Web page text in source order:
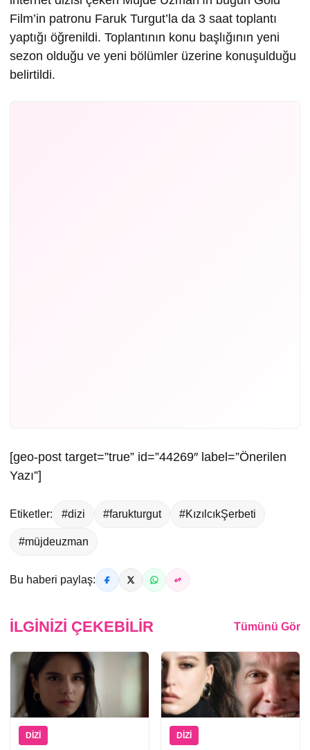
Film’in patronu Faruk Turgut’la da 3 saat toplantı
yaptığı öğrenildi. Toplantının konu başlığının yeni
sezon olduğu ve yeni bölümler üzerine konuşulduğu
belirtildi.
[geo-post target=”true” id=”44269″ label=”Önerilen
Yazı”]
Etiketler: #dizi #farukturgut #KızılcıkŞerbeti
#müjdeuzman
Bu haberi paylaş:
İLGINIZI ÇEKEBILIR Tümünü Gör
DIZI DIZI